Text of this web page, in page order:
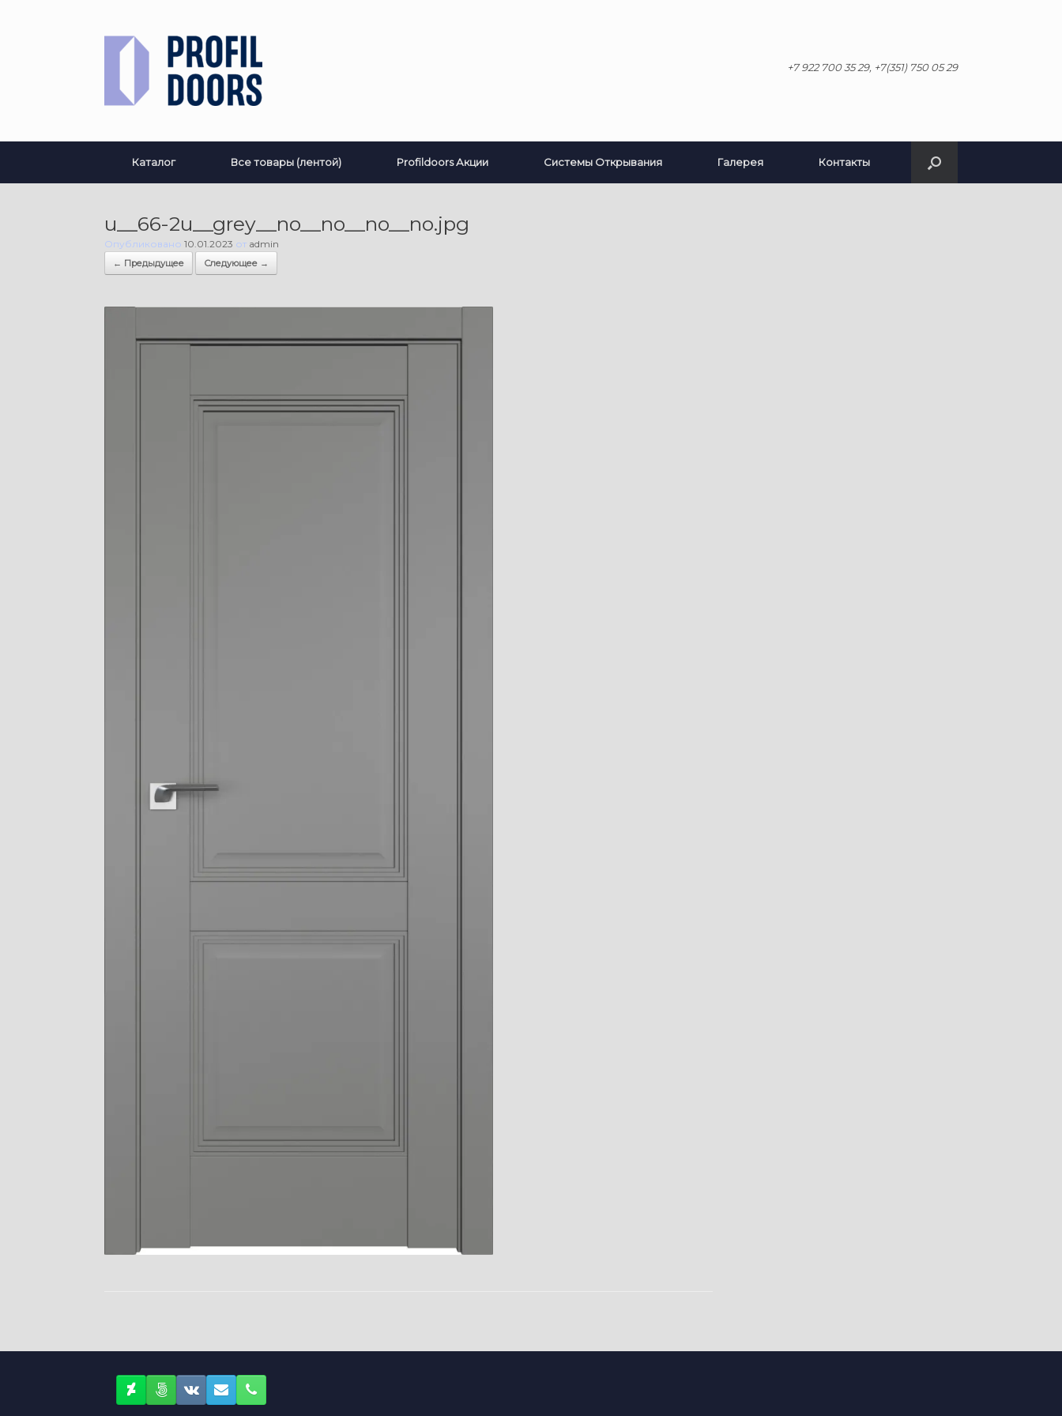
+7 922 700 35 29, +7(351) 750 05 29
Каталог Все товары (лентой) Profildoors Акции Системы Открывания Галерея Контакты
u__66-2u__grey__no__no__no__no.jpg
Опубликовано 10.01.2023 от admin
← Предыдущее Следующее →